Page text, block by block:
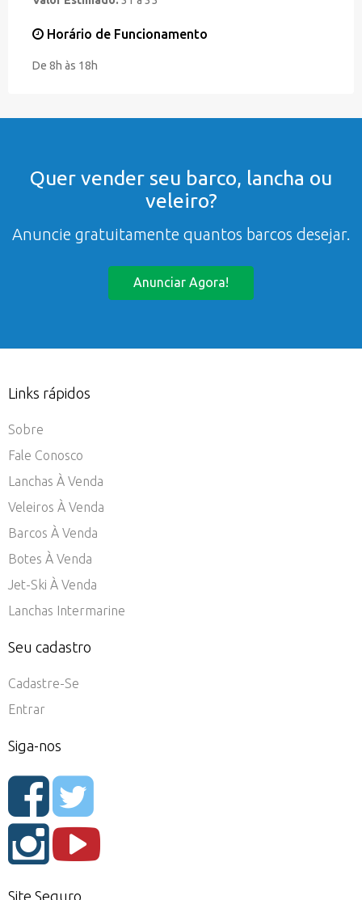
Horário de Funcionamento
De 8h às 18h
Quer vender seu barco, lancha ou
veleiro?
Anuncie gratuitamente quantos barcos desejar.
Anunciar Agora!
Links rápidos
Sobre
Fale Conosco
Lanchas À Venda
Veleiros À Venda
Barcos À Venda
Botes À Venda
Jet-Ski À Venda
Lanchas Intermarine
Seu cadastro
Cadastre-Se
Entrar
Siga-nos
Site Seguro